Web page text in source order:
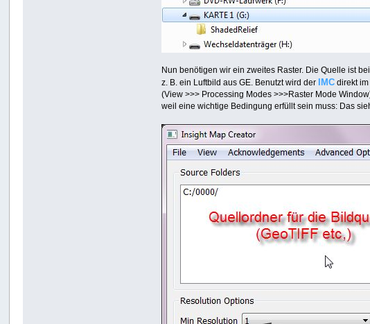
Nun benötigen wir ein zweites Raster. Die Quelle ist
z. B. ein Luftbild aus GE. Benutzt wird der
IMC direkt
(View >>> Processing Modes >>>Raster Mode
weil eine wichtige Bedingung erfüllt sein muss: Das